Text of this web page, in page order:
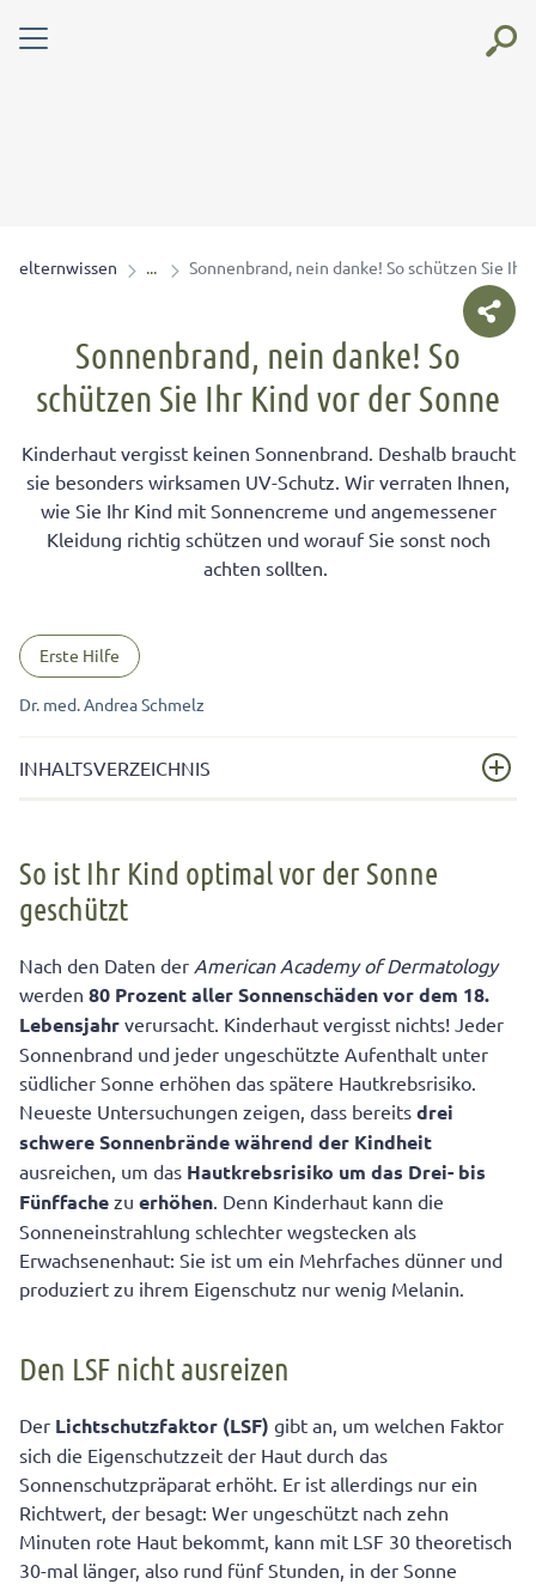
elternwissen Sonnenbrand, nein danke! So schützen Sie Ihr
Sonnenbrand, nein danke! So
schützen Sie Ihr Kind vor der Sonne
Kinderhaut vergisst keinen Sonnenbrand. Deshalb braucht
sie besonders wirksamen UV-Schutz. Wir verraten Ihnen,
wie Sie Ihr Kind mit Sonnencreme und angemessener
Kleidung richtig schützen und worauf Sie sonst noch
achten sollten.
Erste Hilfe
Dr. med. Andrea Schmelz
INHALTSVERZEICHNIS
Den LSF nicht ausreizen
Babys dürfen noch nicht in die Sonne
Die wichtigsten Sonnenregeln für Kinder
Nanopartikel aus Sonnencreme können Haut nicht
durchdringen
Seit 2009 ist ausreichender UVA-Schutz verpflichtend
So ist Ihr Kind optimal vor der Sonne
geschützt
Nach den Daten der American Academy of Dermatology
werden 80 Prozent aller Sonnenschäden vor dem 18.
Lebensjahr verursacht. Kinderhaut vergisst nichts! Jeder
Sonnenbrand und jeder ungeschützte Aufenthalt unter
südlicher Sonne erhöhen das spätere Hautkrebsrisiko.
Neueste Untersuchungen zeigen, dass bereits drei
schwere Sonnenbrände während der Kindheit
ausreichen, um das Hautkrebsrisiko um das Drei- bis
Fünffache zu erhöhen. Denn Kinderhaut kann die
Sonneneinstrahlung schlechter wegstecken als
Erwachsenenhaut: Sie ist um ein Mehrfaches dünner und
produziert zu ihrem Eigenschutz nur wenig Melanin.
Den LSF nicht ausreizen
Der Lichtschutzfaktor (LSF) gibt an, um welchen Faktor
sich die Eigenschutzzeit der Haut durch das
Sonnenschutzpräparat erhöht. Er ist allerdings nur ein
Richtwert, der besagt: Wer ungeschützt nach zehn
Minuten rote Haut bekommt, kann mit LSF 30 theoretisch
30-mal länger, also rund fünf Stunden, in der Sonne